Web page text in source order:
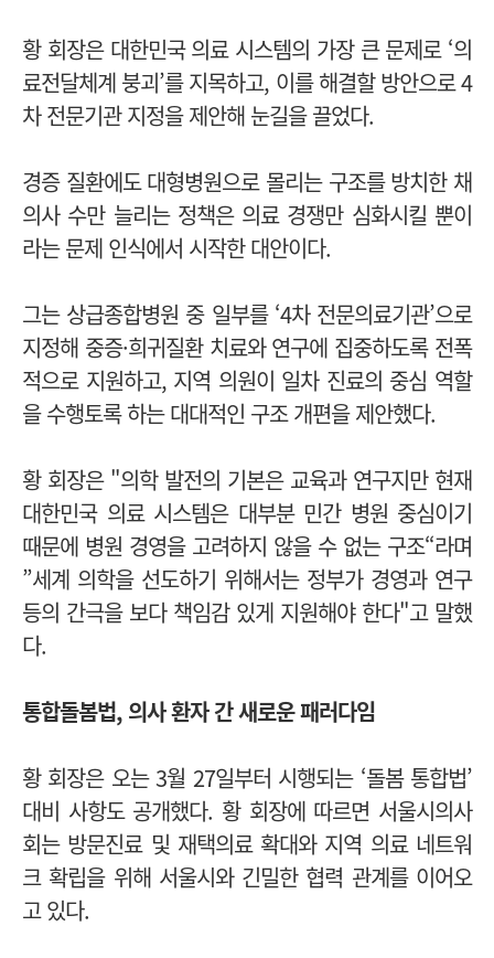
황 회장은 대한민국 의료 시스템의 가장 큰 문제로 ‘의
료전달체계 붕괴’를 지목하고, 이를 해결할 방안으로 4
차 전문기관 지정을 제안해 눈길을 끌었다.
경증 질환에도 대형병원으로 몰리는 구조를 방치한 채
의사 수만 늘리는 정책은 의료 경쟁만 심화시킬 뿐이
라는 문제 인식에서 시작한 대안이다.
그는 상급종합병원 중 일부를 ‘4차 전문의료기관’으로
지정해 중증·희귀질환 치료와 연구에 집중하도록 전폭
적으로 지원하고, 지역 의원이 일차 진료의 중심 역할
을 수행토록 하는 대대적인 구조 개편을 제안했다.
황 회장은 "의학 발전의 기본은 교육과 연구지만 현재
대한민국 의료 시스템은 대부분 민간 병원 중심이기
때문에 병원 경영을 고려하지 않을 수 없는 구조“라며
”세계 의학을 선도하기 위해서는 정부가 경영과 연구
등의 간극을 보다 책임감 있게 지원해야 한다"고 말했
다.
통합돌봄법, 의사 환자 간 새로운 패러다임
황 회장은 오는 3월 27일부터 시행되는 ‘돌봄 통합법’
대비 사항도 공개했다. 황 회장에 따르면 서울시의사
회는 방문진료 및 재택의료 확대와 지역 의료 네트워
크 확립을 위해 서울시와 긴밀한 협력 관계를 이어오
고 있다.